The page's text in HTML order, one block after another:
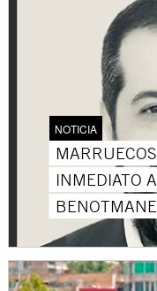
NOTICIA
INMEDIATO
BENOTMANE